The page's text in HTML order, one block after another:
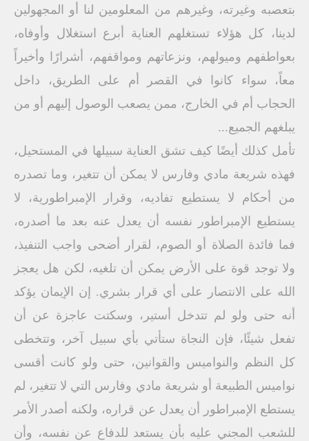
بتعصبه وغيرته، وغيرهم من المعلومين لنا أو المجهولين
لدينا، كل هؤلاء تستغلهم العناية أبرع استغلال وأوفاه،
بعواطفهم وميولهم، ونزعاتهم ومواقفهم، أشرارًا وأخيراً
معاً، سواء كانوا في القصر أم على الطريق، داخل
الحجاب أم في الخارج، ممن يصعب الوصول إليهم أو من
يبلغهم الجميع...
تأمل كذلك أيضًا كيف تشق العناية سبيلها في المستحيل،
فهذه شريعة مادي وفارس لا يمكن أن تتغير، وما تصدره
من أحكام لا يستطيع تفاديه، وقرار الإمبراطورية، لا
يستطيع الإمبراطور نفسه أن يعدل عنه بعد ما أصدره،
فما فائدة الصلاة أو الصوم، لقرار أضحى واجب التنفيذ،
ولا توجد قوة على الأرض يمكن أن تلغيه، لكن هل يعجز
الله على الانتصار على أي قرار بشري. إن الإيمان يؤكد
أنه حتى ولو لم تتدخل أستير، وسكتت عاجزة عن أن
تفعل شيئًا، فإن النجاة ستأتي بأي سبيل آخر، وتتخطى
كل النظم والنواميس والقوانين، حتى ولو كانت أقسى
نواميس الطبيعة أو شريعة مادي وفارس التي لا تتغير، لم
يستطع الإمبراطور أن يعدل عن قراره، ولكنه أصدر الأمر
للشعب المجني عليه بأن يستعد للدفاع عن نفسه، وأن